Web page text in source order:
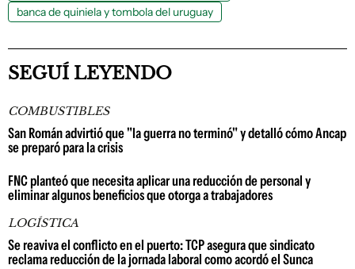
banca de quiniela y tombola del uruguay
SEGUÍ LEYENDO
COMBUSTIBLES
San Román advirtió que "la guerra no terminó" y detalló cómo Ancap
se preparó para la crisis
FNC planteó que necesita aplicar una reducción de personal y
eliminar algunos beneficios que otorga a trabajadores
LOGÍSTICA
Se reaviva el conflicto en el puerto: TCP asegura que sindicato
reclama reducción de la jornada laboral como acordó el Sunca